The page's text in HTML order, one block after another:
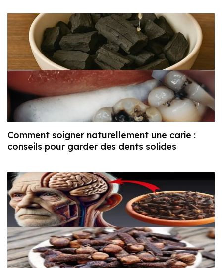
Comment soigner naturellement une carie :
conseils pour garder des dents solides